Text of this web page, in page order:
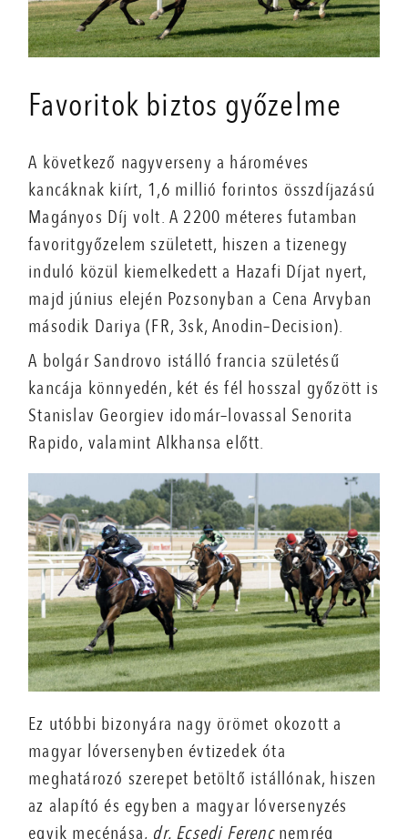
Favoritok biztos győzelme
A következő nagyverseny a hároméves
kancáknak kiírt, 1,6 millió forintos összdíjazású
Magányos Díj volt. A 2200 méteres futamban
favoritgyőzelem született, hiszen a tizenegy
induló közül kiemelkedett a Hazafi Díjat nyert,
majd június elején Pozsonyban a Cena Arvyban
második Dariya (FR, 3sk, Anodin–Decision).
A bolgár Sandrovo istálló francia születésű
kancája könnyedén, két és fél hosszal győzött is
Stanislav Georgiev idomár–lovassal Senorita
Rapido, valamint Alkhansa előtt.
Ez utóbbi bizonyára nagy örömet okozott a
magyar lóversenyben évtizedek óta
meghatározó szerepet betöltő istállónak, hiszen
az alapító és egyben a magyar lóversenyzés
egyik mecénása, dr. Ecsedi Ferencnemrég